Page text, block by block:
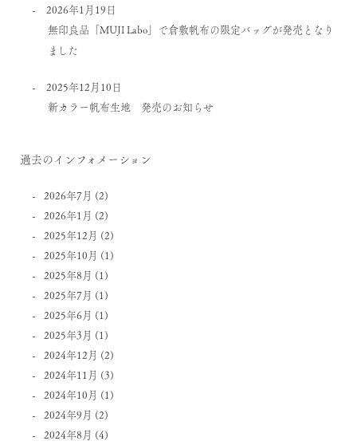
2026年1月19日
無印良品「MUJI Labo」で倉敷帆布の限定バッグが発売となり
ました
2025年12月10日
新カラー帆布生地 発売のお知らせ
過去のインフォメーション
2026年7月 (2)
2026年1月 (2)
2025年12月 (2)
2025年10月 (1)
2025年8月 (1)
2025年7月 (1)
2025年6月 (1)
2025年3月 (1)
2024年12月 (2)
2024年11月 (3)
2024年10月 (1)
2024年9月 (2)
2024年8月 (4)